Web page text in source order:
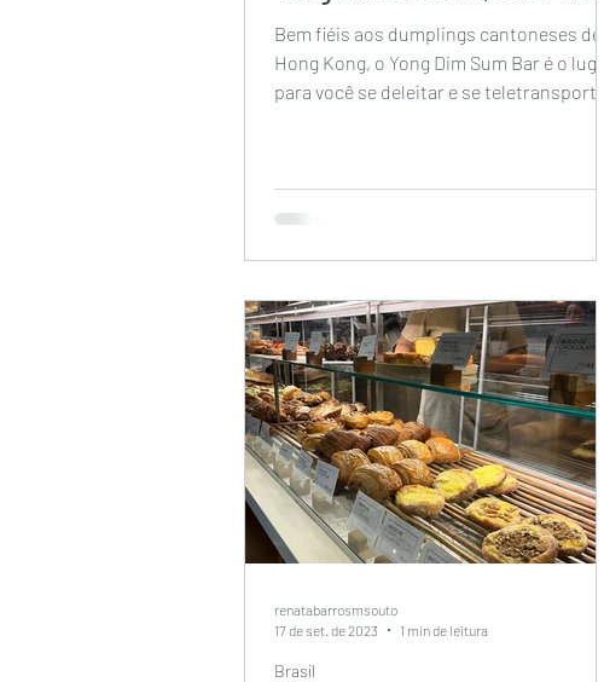
Bem fiéis aos dumplings cantoneses de
Hong Kong, o Yong Dim Sum Bar é o lugar
para você se deleitar e se teletransportar
Brasil
renatabarrosmsouto
17 de set. de 2023
1 min de leitura